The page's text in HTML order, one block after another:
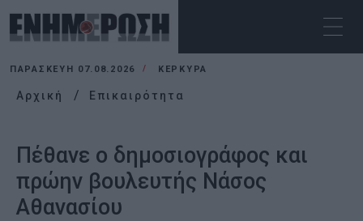
ΠΑΡΑΣΚΕΥΉ 07.08.2026 ΚΕΡΚΥΡΑ
Αρχική Επικαιρότητα
Πέθανε ο δημοσιογράφος και
πρώην βουλευτής Νάσος
Αθανασίου